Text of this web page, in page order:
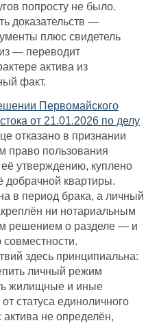
попросту не было.
доказательств —
плюс свидетель
— переводит
актива из
факт.
Первомайского
от 21.01.2026 по делу
отказано в признании
право пользования
утверждению, куплено
добрачной квартиры.
в период брака, а личный
ни нотариальным
решением о разделе — и
здесь принципиальна:
личный режим
жилищные и иные
статуса единоличного
актива не определён,